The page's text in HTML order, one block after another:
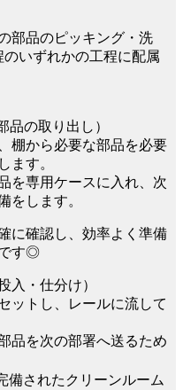
部品のピッキング・洗
いずれかの工程に配属
の取り出し）
棚から必要な部品を必要
ます。
を専用ケースに入れ、次
をします。
に確認し、効率よく準備
す◎
入・仕分け）
ットし、レールに流して
品を次の部署へ送るため
備されたクリーンルーム